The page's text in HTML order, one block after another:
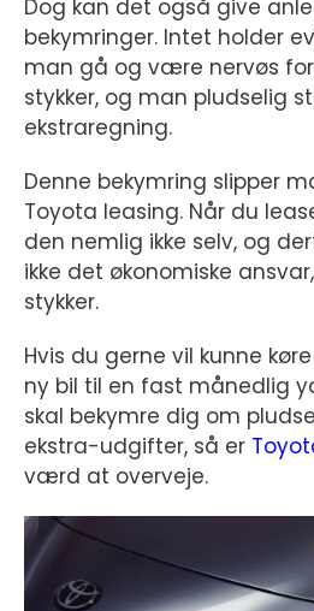
Dog kan det også give
bekymringer. Intet holder
man gå og være nervøs
stykker, og man pludselig
ekstraregning.
Denne bekymring slipper
Toyota leasing. Når du
den nemlig ikke selv, og
ikke det økonomiske
stykker.
Hvis du gerne vil kunne
ny bil til en fast månedlig
skal bekymre dig om
ekstra-udgifter, så er
værd at overveje.